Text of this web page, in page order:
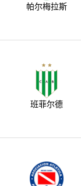
帕尔梅拉斯
班菲尔德